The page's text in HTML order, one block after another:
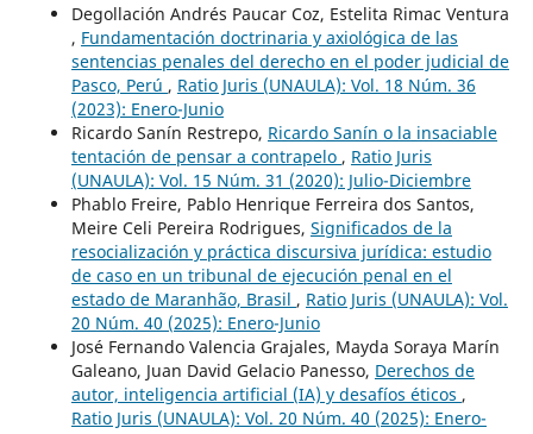
Degollación Andrés Paucar Coz, Estelita Rimac Ventura
, Fundamentación doctrinaria y axiológica de las
sentencias penales del derecho en el poder judicial de
Pasco, Perú , Ratio Juris (UNAULA): Vol. 18 Núm. 36
(2023): Enero-Junio
Ricardo Sanín Restrepo, Ricardo Sanín o la insaciable
tentación de pensar a contrapelo , Ratio Juris
(UNAULA): Vol. 15 Núm. 31 (2020): Julio-Diciembre
Phablo Freire, Pablo Henrique Ferreira dos Santos,
Meire Celi Pereira Rodrigues, Significados de la
resocialización y práctica discursiva jurídica: estudio
de caso en un tribunal de ejecución penal en el
estado de Maranhão, Brasil , Ratio Juris (UNAULA): Vol.
20 Núm. 40 (2025): Enero-Junio
José Fernando Valencia Grajales, Mayda Soraya Marín
Galeano, Juan David Gelacio Panesso, Derechos de
autor, inteligencia artificial (IA) y desafíos éticos ,
Ratio Juris (UNAULA): Vol. 20 Núm. 40 (2025): Enero-